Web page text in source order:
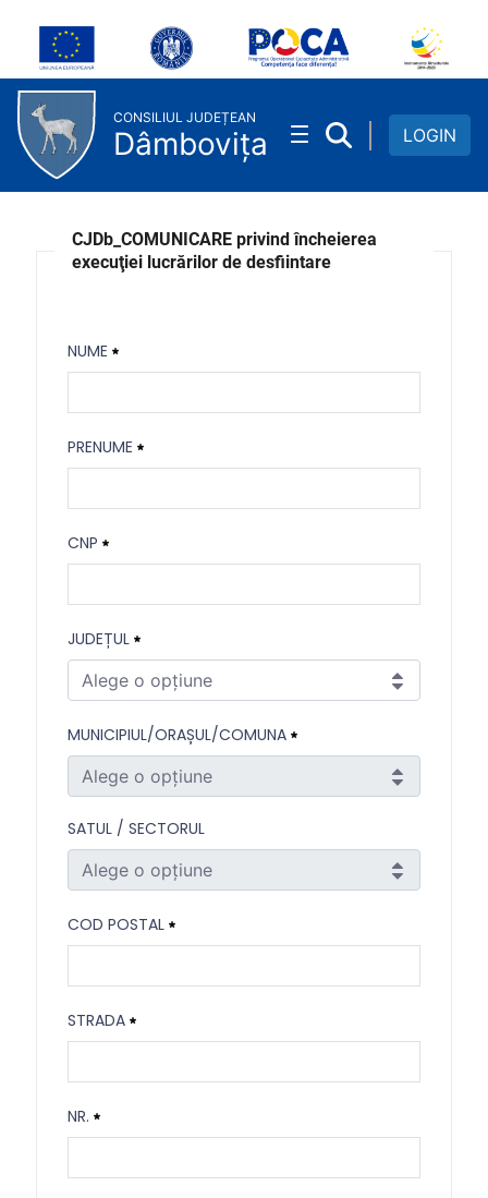
Skip to Main Content
Comunicare incheiere lucrari
CONSILIUL JUDEȚEAN
Dâmbovița LOGIN
CJDb_COMUNICARE privind încheierea
execuţiei lucrărilor de desfiintare
NUME
Necesitat
PRENUME
Necesitat
CNP
Necesitat
JUDEȚUL
Alege o opțiune
Necesitat
MUNICIPIUL/ORAȘUL/COMUNA
Alege o opțiune
Necesitat
SATUL / SECTORUL
Alege o opțiune
COD POSTAL
Necesitat
STRADA
Necesitat
NR.